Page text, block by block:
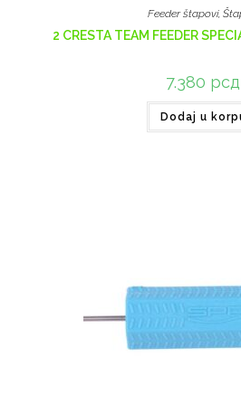
Feeder štapovi,
2 CRESTA TEAM FEEDER
7.380 рсд
Dodaj u